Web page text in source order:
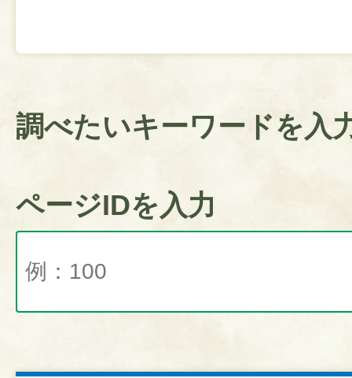
調べたいキーワードを入
ページIDを入力